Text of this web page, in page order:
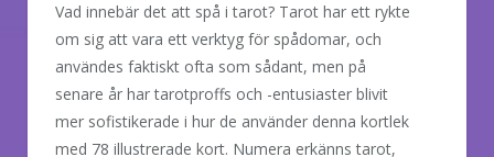
Vad innebär det att spå i tarot? Tarot har ett rykte
om sig att vara ett verktyg för spådomar, och
användes faktiskt ofta som sådant, men på
senare år har tarotproffs och -entusiaster blivit
mer sofistikerade i hur de använder denna kortlek
med 78 illustrerade kort. Numera erkänns tarot,